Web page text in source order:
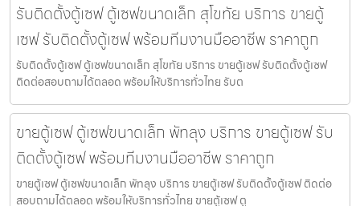
รับติดตั้งตู้เซฟ ตู้เซฟขนาดเล็ก สุโขทัย บริการ ขายตู้
เซฟ รับติดตั้งตู้เซฟ พร้อมทีมงานมืออาชีพ ราคาถูก
รับติดตั้งตู้เซฟ ตู้เซฟขนาดเล็ก สุโขทัย บริการ ขายตู้เซฟ รับติดตั้งตู้เซฟ
ติดต่อสอบถามได้ตลอด พร้อมให้บริการทั่วไทย รับต
ขายตู้เซฟ ตู้เซฟขนาดเล็ก พัทลุง บริการ ขายตู้เซฟ รับ
ติดตั้งตู้เซฟ พร้อมทีมงานมืออาชีพ ราคาถูก
ขายตู้เซฟ ตู้เซฟขนาดเล็ก พัทลุง บริการ ขายตู้เซฟ รับติดตั้งตู้เซฟ ติดต่อ
สอบถามได้ตลอด พร้อมให้บริการทั่วไทย ขายตู้เซฟ ตู